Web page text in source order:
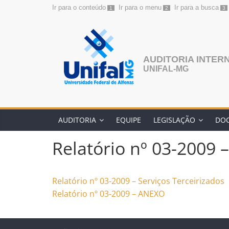
Ir para o conteúdo 1 Ir para o menu 2 Ir para a busca 3
AUDITORIA
UNIFAL-MG
AUDITORIA EQUIPE LEGISLAÇÃO
Relatório nº 03-2009
Relatório nº 03-2009 – Serviços Terceirizados
Relatório nº 03-2009 – ANEXO